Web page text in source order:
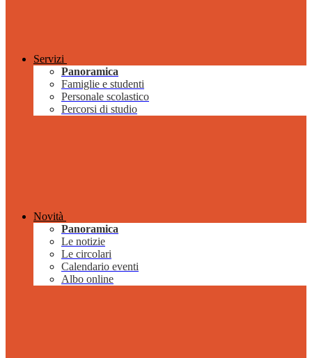
Servizi
Panoramica
Famiglie e studenti
Personale scolastico
Percorsi di studio
Novità
Panoramica
Le notizie
Le circolari
Calendario eventi
Albo online